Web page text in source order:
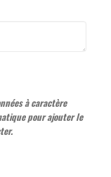
à caractère
pour ajouter le